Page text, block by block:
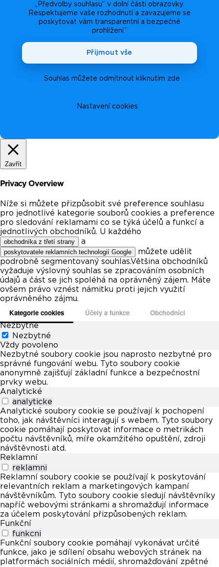
„Předvolby souhlasu” v dolní části obrazovky.
Respektujeme vaše rozhodnutí a zavazujeme se
poskytovat vám transparentní a bezpečné
prohlížení.”
Nastavení cookies
Souhlas můžete odmítnout kliknutím zde
Přijmout vše
Zavřít
Privacy Overview
Níže si můžete přizpůsobit své preference souhlasu
pro jednotlivé kategorie souborů cookies a preference
pro sledování reklamami co se týká účelů a funkcí a
jednotlivých obchodníků. U každého
obchodníka z třetí strany a
poskytovatele reklamních technologií Google
můžete udělit
podrobně segmentovaný souhlas.Většina obchodníků
vyžaduje výslovný souhlas se zpracováním osobních
údajů a část se jich spoléhá na oprávněný zájem. Máte
ovšem právo vznést námitku proti jejich využití
oprávněného zájmu.
Kategorie cookies Účely a funkce Obchodníci
Nezbytné
Nezbytné
Vždy povoleno
Nezbytné soubory cookie jsou naprosto nezbytné pro
správné fungování webu. Tyto soubory cookie
anonymně zajišťují základní funkce a bezpečnostní
prvky webu.
Analytické
analyticke
Analytické soubory cookie se používají k pochopení
toho, jak návštěvníci interagují s webem. Tyto soubory
cookie pomáhají poskytovat informace o metrikách
počtu návštěvníků, míře okamžitého opuštění, zdroji
návštěvnosti atd.
Reklamní
reklamni
Reklamní soubory cookie se používají k poskytování
relevantních reklam a marketingových kampaní
návštěvníkům. Tyto soubory cookie sledují návštěvníky
napříč webovými stránkami a shromažďují informace
za účelem poskytování přizpůsobených reklam.
Funkční
funkcni
Funkční soubory cookie pomáhají vykonávat určité
funkce, jako je sdílení obsahu webových stránek na
platformách sociálních médií, shromažďování zpětné